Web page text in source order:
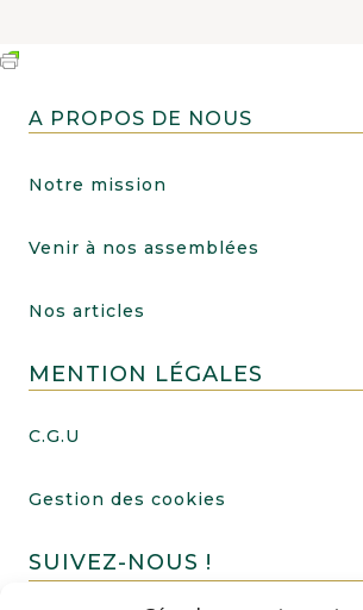
A PROPOS DE NOUS
Notre mission
Venir à nos assemblées
Nos articles
MENTION LÉGALES
C.G.U
Gestion des cookies
SUIVEZ-NOUS !